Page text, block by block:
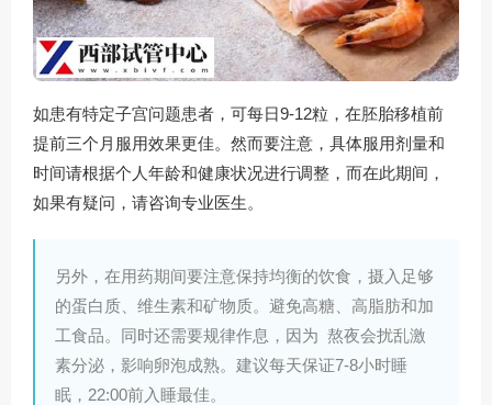
如患有特定子宫问题患者，可每日9-12粒，在胚胎移植前
提前三个月服用效果更佳。然而要注意，具体服用剂量和
时间请根据个人年龄和健康状况进行调整，而在此期间，
如果有疑问，请咨询专业医生。
另外，在用药期间要注意保持均衡的饮食，摄入足够
的蛋白质、维生素和矿物质。避免高糖、高脂肪和加
工食品。同时还需要规律作息，因为 熬夜会扰乱激
素分泌，影响卵泡成熟。建议每天保证7-8小时睡
眠，22:00前入睡最佳。